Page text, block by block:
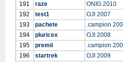
191
raze
ONIG 2010
192
test1
OJI 2007
193
pachete
.campion
194
pluricex
OJI 2008
195
premii
.campion
196
startrek
OJI 2009